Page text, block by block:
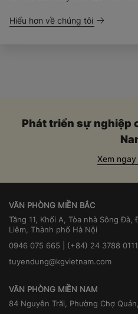
Hiểu hơn về chúng tôi
Phát triển sự nghiệp
Xem
VĂN PHÒNG MIỀN BẮC
Tầng 11, Khối A, Tòa nhà Sông
Liêm, Thành phố Hà Nội
0946 075 665 | (+84) 24 3788
tuyendung@kgvietnam.com
VĂN PHÒNG MIỀN NAM
84 Nguyễn Trãi, Phường Chợ